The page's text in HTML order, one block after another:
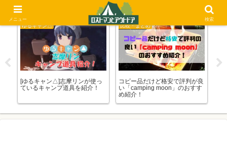
ゆるキャン△
[ゆるキャン△]志摩リンが使っ
ているキャンプ道具を紹介！
比較・まとめ
コピー品だけど格安で評判が良
い「camping moon」のおすす
め紹介！
比
メニュー 検索